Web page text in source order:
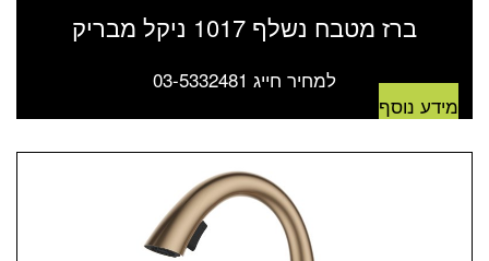
ברז מטבח נשלף 1017 ניקל מבריק
למחיר חייג 03-5332481
מידע נוסף